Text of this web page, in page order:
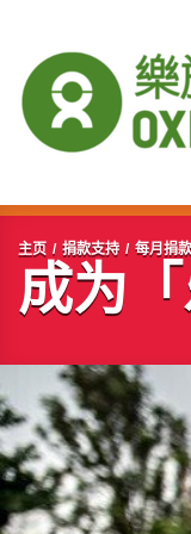
开始主要内容
主页 捐款支持 每月捐款
成为「